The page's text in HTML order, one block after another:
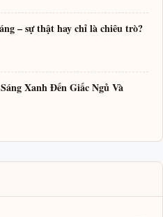
– sự thật hay chỉ là chiêu trò?
Xanh Đến Giấc Ngủ Và